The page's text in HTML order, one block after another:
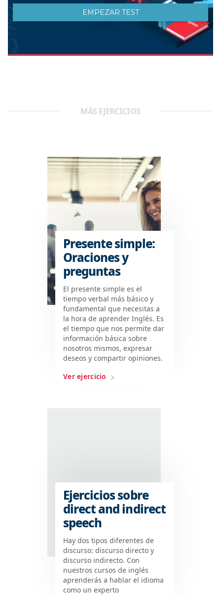
MÁS EJERCICIOS
Presente simple:
Oraciones y
preguntas
El presente simple es el
tiempo verbal más básico y
fundamental que necesitas a
la hora de aprender Inglés. Es
el tiempo que nos permite dar
información básica sobre
nosotros mismos, expresar
deseos y compartir opiniones.
Ver ejercicio
Ejercicios sobre
direct and indirect
speech
Hay dos tipos diferentes de
discurso: discurso directo y
discurso indirecto. Con
nuestros cursos de inglés
aprenderás a hablar el idioma
como un experto